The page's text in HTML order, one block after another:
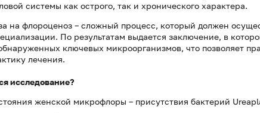
системы как острого, так и хронического характера.
на флороценоз – сложный процесс, который должен
По результатам выдается заключение, в
ключевых микроорганизмов, что позволяет
лечения.
исследование?
женской микрофлоры – присутствия бактерий